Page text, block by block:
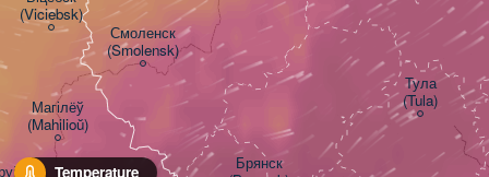
Temperature
(Viciebsk)
Магілёў
(Mahilioŭ)
Смоленск
(Smolensk)
Тула
(Tula)
Брянск